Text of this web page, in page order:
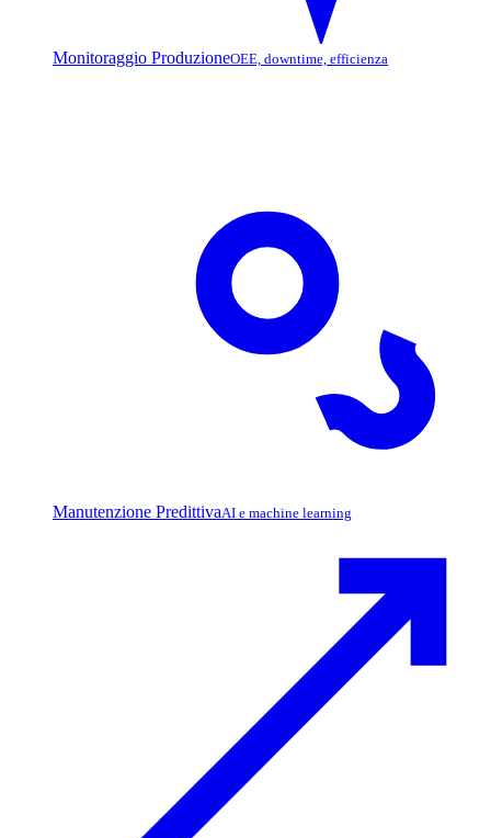
Monitoraggio ProduzioneOEE, downtime, efficienza
Manutenzione PredittivaAI e machine learning